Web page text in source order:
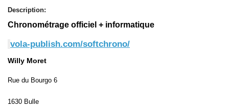
Courses à pieds
VTT
Slalom In-Line
Caisse à savon
Coupe "Journal La Gruyère"
Hippisme
Archives
Description:
Chronométrage officiel + informatique
vola-publish.com/softchrono/
Willy Moret
Rue du Bourgo 6
1630 Bulle